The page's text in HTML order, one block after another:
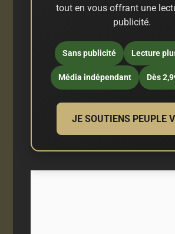
tout en vous offrant une
publicité.
Sans publicité Lecture
Média indépendant Dès
JE SOUTIENS PEUPLE